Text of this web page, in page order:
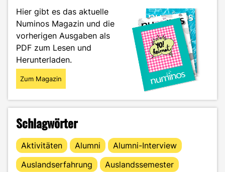
klappt’s!"
Hier gibt es das aktuelle
Numinos Magazin und die
vorherigen Ausgaben als
PDF zum Lesen und
Herunterladen.
Zum Magazin
Schlagwörter
Aktivitäten Alumni
Alumni-Interview
Auslandserfahrung
Auslandssemester